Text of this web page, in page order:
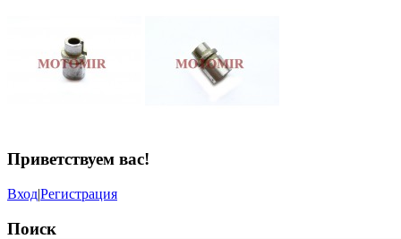
Приветствуем вас!
Вход|Регистрация
Поиск